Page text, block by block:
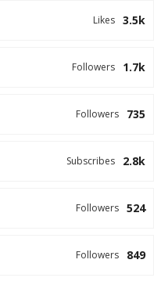
3.5k
Likes
1.7k
Followers
735
Followers
2.8k
Subscribes
524
Followers
849
Followers